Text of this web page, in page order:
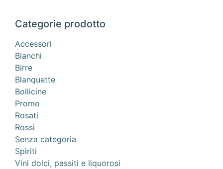
Categorie prodotto
Accessori
Bianchi
Birre
Blanquette
Bollicine
Promo
Rosati
Rossi
Senza categoria
Spiriti
Vini dolci, passiti e liquorosi